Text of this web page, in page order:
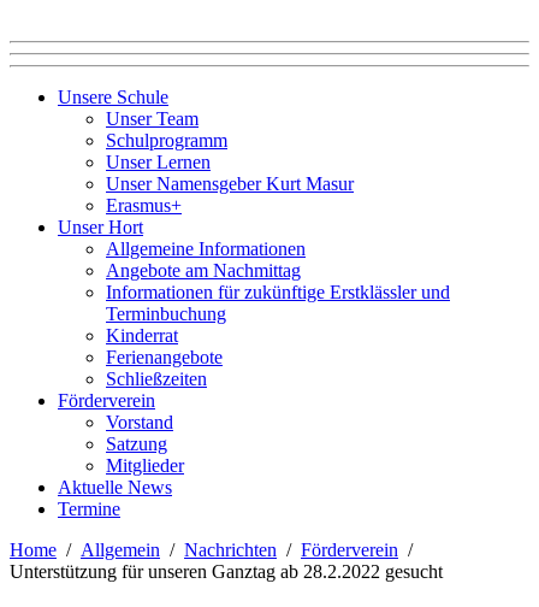
Unsere Schule
Unser Team
Schulprogramm
Unser Lernen
Unser Namensgeber Kurt Masur
Erasmus+
Unser Hort
Allgemeine Informationen
Angebote am Nachmittag
Informationen für zukünftige Erstklässler und
Terminbuchung
Kinderrat
Ferienangebote
Schließzeiten
Förderverein
Vorstand
Satzung
Mitglieder
Aktuelle News
Termine
Home
Allgemein Nachrichten
Förderverein
Unterstützung für unseren Ganztag ab 28.2.2022 gesucht